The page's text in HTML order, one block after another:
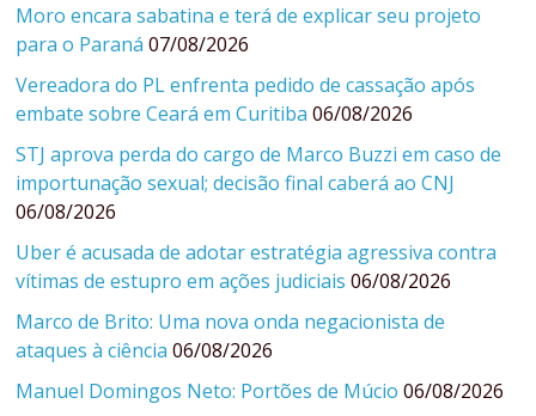
Moro encara sabatina e terá de explicar seu projeto
para o Paraná 07/08/2026
Vereadora do PL enfrenta pedido de cassação após
embate sobre Ceará em Curitiba 06/08/2026
STJ aprova perda do cargo de Marco Buzzi em caso de
importunação sexual; decisão final caberá ao CNJ
06/08/2026
Uber é acusada de adotar estratégia agressiva contra
vítimas de estupro em ações judiciais 06/08/2026
Marco de Brito: Uma nova onda negacionista de
ataques à ciência 06/08/2026
Manuel Domingos Neto: Portões de Múcio 06/08/2026